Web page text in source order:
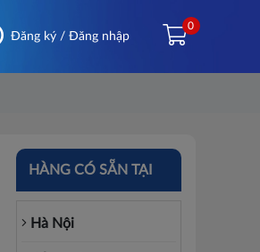
Đăng ký / Đăng nhập
0
HÀNG CÓ SẴN TẠI
Hà Nội